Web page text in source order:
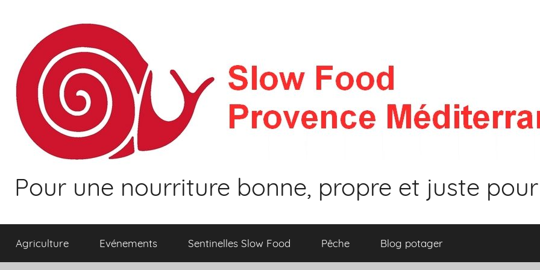
contenu
Pour une nourriture bonne, propre et juste
Agriculture Evénements Sentinelles Slow Food Pêche Blog potager